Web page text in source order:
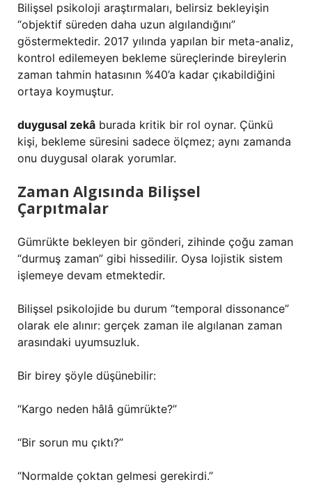
Bilişsel psikoloji araştırmaları, belirsiz bekleyişin
“objektif süreden daha uzun algılandığını”
göstermektedir. 2017 yılında yapılan bir meta-analiz,
kontrol edilemeyen bekleme süreçlerinde bireylerin
zaman tahmin hatasının %40’a kadar çıkabildiğini
ortaya koymuştur.
duygusal zekâ burada kritik bir rol oynar. Çünkü
kişi, bekleme süresini sadece ölçmez; aynı zamanda
onu duygusal olarak yorumlar.
Zaman Algısında Bilişsel
Çarpıtmalar
Gümrükte bekleyen bir gönderi, zihinde çoğu zaman
“durmuş zaman” gibi hissedilir. Oysa lojistik sistem
işlemeye devam etmektedir.
Bilişsel psikolojide bu durum “temporal dissonance”
olarak ele alınır: gerçek zaman ile algılanan zaman
arasındaki uyumsuzluk.
Bir birey şöyle düşünebilir:
“Kargo neden hâlâ gümrükte?”
“Bir sorun mu çıktı?”
“Normalde çoktan gelmesi gerekirdi.”